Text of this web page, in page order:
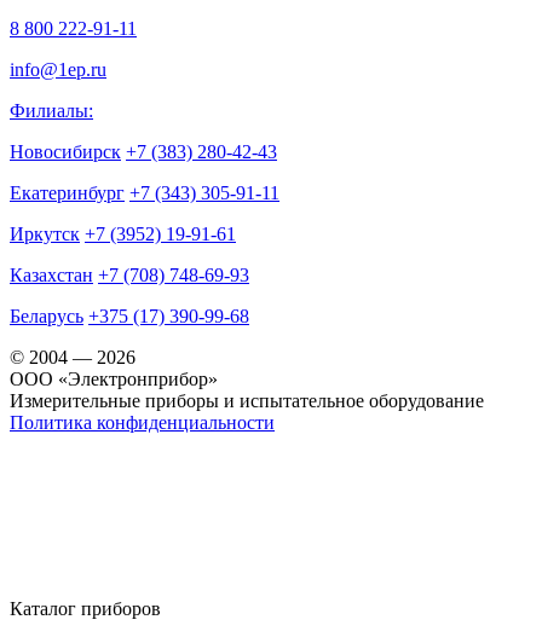
8 800 222-91-11
info@1ep.ru
Филиалы:
Новосибирск +7 (383) 280-42-43
Екатеринбург +7 (343) 305-91-11
Иркутск +7 (3952) 19-91-61
Казахстан +7 (708) 748-69-93
Беларусь +375 (17) 390-99-68
© 2004 — 2026
OOO «Электронприбор»
Измерительные приборы и испытательное оборудование
Политика конфиденциальности
Каталог приборов